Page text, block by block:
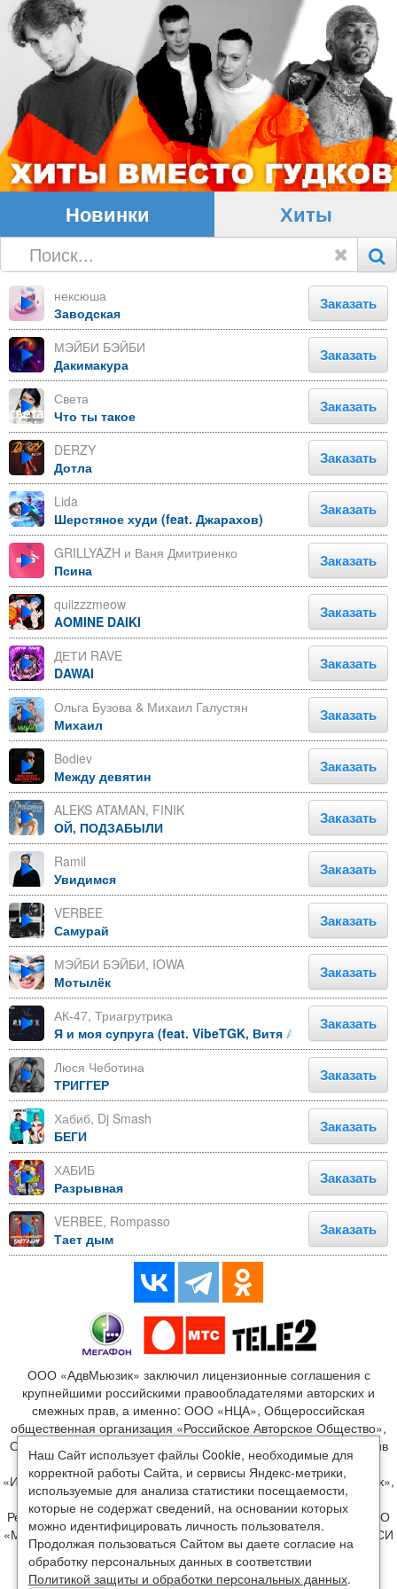
Новинки Хиты
нексюша
Заводская
Заказать
МЭЙБИ БЭЙБИ
Дакимакура
Заказать
Света
Что ты такое
Заказать
DERZY
Дотла
Заказать
Lida
Шерстяное худи (feat. Джарахов)
Заказать
GRILLYAZH и Ваня Дмитриенко
Псина
Заказать
quiizzzmeow
AOMINE DAIKI
Заказать
ДЕТИ RAVE
DAWAI
Заказать
Ольга Бузова & Михаил Галустян
Михаил
Заказать
Bodiev
Между девятин
Заказать
ALEKS ATAMAN, FINIK
ОЙ, ПОДЗАБЫЛИ
Заказать
Ramil
Увидимся
Заказать
VERBEE
Самурай
Заказать
МЭЙБИ БЭЙБИ, IOWA
Мотылёк
Заказать
АК-47, Триагрутрика
Я и моя супруга (feat. VibeTGK, Витя АК and Jahmal
Заказать
Люся Чеботина
ТРИГГЕР
Заказать
Хабиб, Dj Smash
БЕГИ
Заказать
ХАБИБ
Разрывная
Заказать
VERBEE, Rompasso
Тает дым
Заказать
ООО «АдвМьюзик» заключил лицензионные соглашения с
крупнейшими российскими правообладателями авторских и
смежных прав, а именно: ООО «НЦА», Общероссийская
общественная организация «Российское Авторское Общество»,
ООО «Издательство Монолит», ООО «ЛенГрад», ООО «Креатив
Медиа», ООО «Новый мир», ООО «Медиалайн», ООО
«Издательство Джем», ООО «Блэк Стар», ООО «Мэйк ит Мьюзик»,
ООО «Диджитал Прожект», ООО «Медиа Лэнд», ООО «Мун
Рекордс», ООО «ВВВ. РЕКОРД», ООО «М2», ООО «М2БА», ООО
«Музыкальный сервисный центр», ООО «Райт Фоникс», ООО «СИ
ДИ ЛЭНД КОНТАКТ», ООО «Арчер Мьюзик Продакшнс», ИП
Щербинская И. В., ИП Павлиашвили И.Р., ИП Маринцев В.В. и
Наш Сайт использует файлы Cookie, необходимые для
корректной работы Сайта, и сервисы Яндекс-метрики,
используемые для анализа статистики посещаемости,
которые не содержат сведений, на основании которых
можно идентифицировать личность пользователя.
Продолжая пользоваться Сайтом вы даете согласие на
обработку персональных данных в соответствии
Политикой защиты и обработки персональных данных.